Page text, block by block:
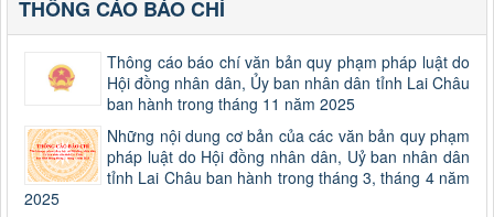
THÔNG CÁO BÁO CHÍ
Thông cáo báo chí văn bản quy phạm pháp luật do
Hội đồng nhân dân, Ủy ban nhân dân tỉnh Lai Châu
ban hành trong tháng 11 năm 2025
Những nội dung cơ bản của các văn bản quy phạm
pháp luật do Hội đồng nhân dân, Uỷ ban nhân dân
tỉnh Lai Châu ban hành trong tháng 3, tháng 4 năm
2025